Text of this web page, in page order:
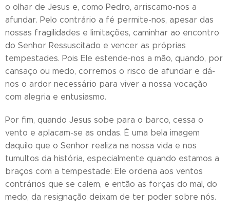
o olhar de Jesus e, como Pedro, arriscamo-nos a
afundar. Pelo contrário a fé permite-nos, apesar das
nossas fragilidades e limitações, caminhar ao encontro
do Senhor Ressuscitado e vencer as próprias
tempestades. Pois Ele estende-nos a mão, quando, por
cansaço ou medo, corremos o risco de afundar e dá-
nos o ardor necessário para viver a nossa vocação
com alegria e entusiasmo.
Por fim, quando Jesus sobe para o barco, cessa o
vento e aplacam-se as ondas. É uma bela imagem
daquilo que o Senhor realiza na nossa vida e nos
tumultos da história, especialmente quando estamos a
braços com a tempestade: Ele ordena aos ventos
contrários que se calem, e então as forças do mal, do
medo, da resignação deixam de ter poder sobre nós.